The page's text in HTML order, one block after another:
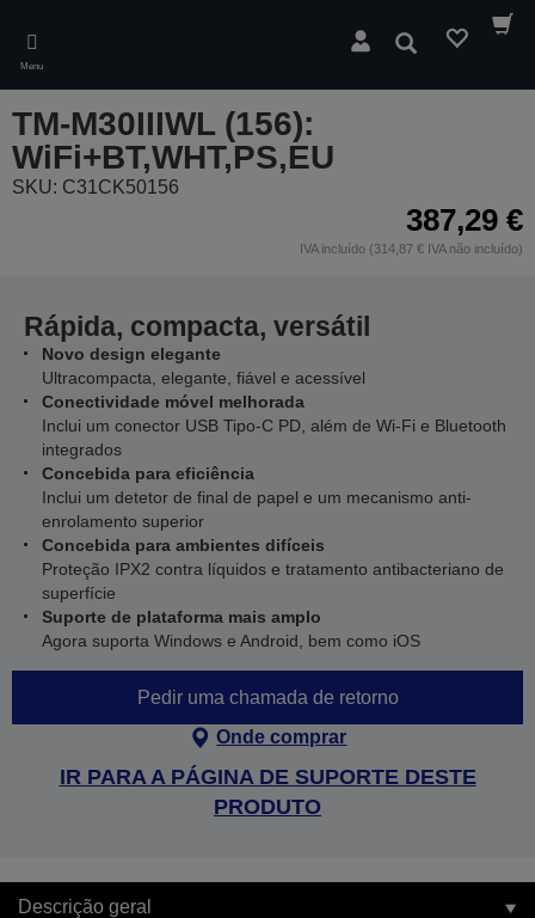
main
content
Menu
Pesquisar
TM-M30IIIWL (156):
WiFi+BT,WHT,PS,EU
SKU: C31CK50156
387,29 €
IVA incluído (314,87 € IVA não incluído)
Rápida, compacta, versátil
Novo design elegante
Ultracompacta, elegante, fiável e acessível
Conectividade móvel melhorada
Inclui um conector USB Tipo-C PD, além de Wi-Fi e Bluetooth
integrados
Concebida para eficiência
Inclui um detetor de final de papel e um mecanismo anti-
enrolamento superior
Concebida para ambientes difíceis
Proteção IPX2 contra líquidos e tratamento antibacteriano de
superfície
Suporte de plataforma mais amplo
Agora suporta Windows e Android, bem como iOS
Pedir uma chamada de retorno
Onde comprar
IR PARA A PÁGINA DE SUPORTE DESTE
PRODUTO
Descrição geral